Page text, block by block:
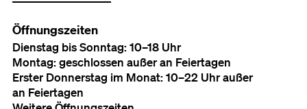
Öffnungszeiten
Dienstag bis Sonntag: 10–18 Uhr
Montag: geschlossen außer an Feiertagen
Erster Donnerstag im Monat: 10–22 Uhr außer
an Feiertagen